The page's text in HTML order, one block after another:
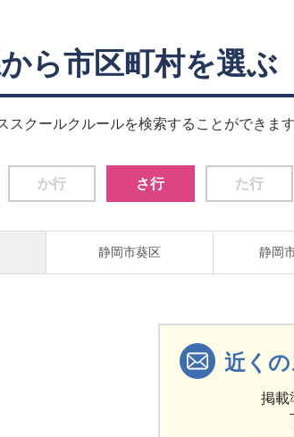
ら市区町村を選ぶ
スクールクルールを検索することができま
か行 さ行 た行
静岡市葵区 静岡
近く
掲載